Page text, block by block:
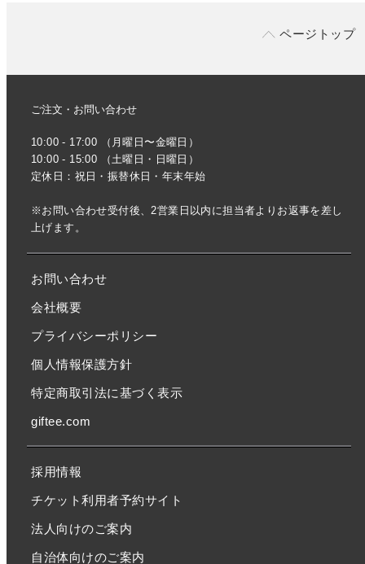
ページトップ
ご注文・お問い合わせ
10:00 - 17:00 （月曜日〜金曜日）
10:00 - 15:00 （土曜日・日曜日）
定休日：祝日・振替休日・年末年始
※お問い合わせ受付後、2営業日以内に担当者よりお返事を差し
上げます。
お問い合わせ
会社概要
プライバシーポリシー
個人情報保護方針
特定商取引法に基づく表示
giftee.com
採用情報
チケット利用者予約サイト
法人向けのご案内
自治体向けのご案内